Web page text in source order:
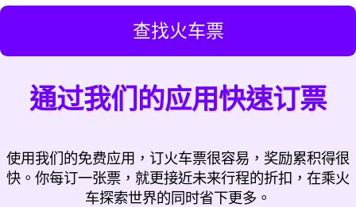
查找火车票
通过我们的应用快速订票
使用我们的免费应用，订火车票很容易，奖励累积得很
快。你每订一张票，就更接近未来行程的折扣，在乘火
车探索世界的同时省下更多。